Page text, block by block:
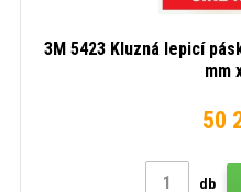
3M 5423 Kluzná lepicí
mm
50
db